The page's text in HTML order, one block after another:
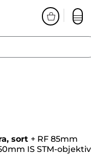
sort + RF 85mm
IS STM-objektiv